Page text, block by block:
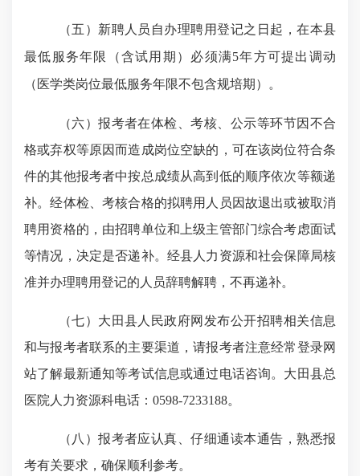
（五）新聘人员自办理聘用登记之日起，在本县
最低服务年限（含试用期）必须满5年方可提出调动
（医学类岗位最低服务年限不包含规培期）。
（六）报考者在体检、考核、公示等环节因不合
格或弃权等原因而造成岗位空缺的，可在该岗位符合条
件的其他报考者中按总成绩从高到低的顺序依次等额递
补。经体检、考核合格的拟聘用人员因故退出或被取消
聘用资格的，由招聘单位和上级主管部门综合考虑面试
等情况，决定是否递补。经县人力资源和社会保障局核
准并办理聘用登记的人员辞聘解聘，不再递补。
（七）大田县人民政府网发布公开招聘相关信息
和与报考者联系的主要渠道，请报考者注意经常登录网
站了解最新通知等考试信息或通过电话咨询。大田县总
医院人力资源科电话： 0598-7233188。
（八）报考者应认真、仔细通读本通告，熟悉报
考有关要求，确保顺利参考。